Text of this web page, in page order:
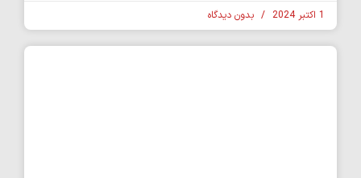
1 اکتبر 2024 بدون دیدگاه